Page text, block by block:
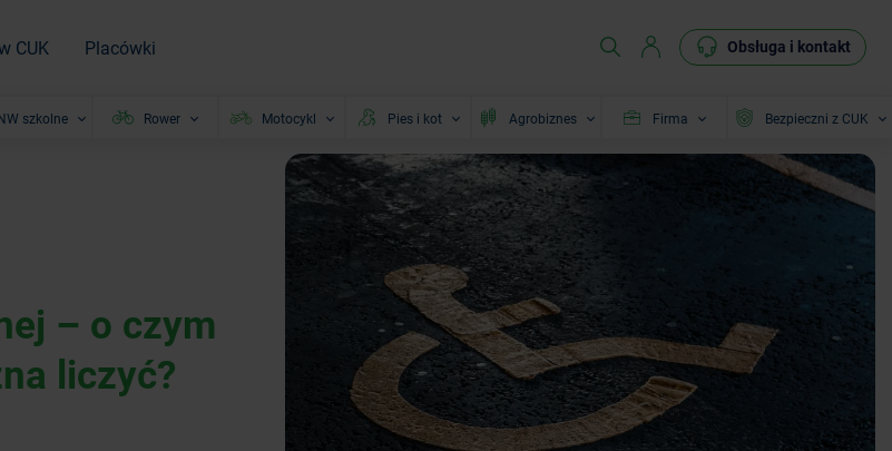
CUK Placówki Obsługa i kontakt
szkolne Rower Motocykl Pies i kot Agrobiznes Firma Bezpieczni z CUK
– o czym
liczyć?